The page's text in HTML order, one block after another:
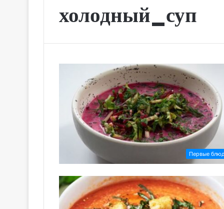
холодный_суп
Первые